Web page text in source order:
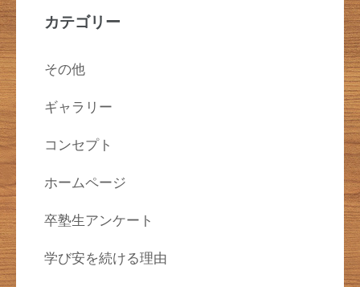
カテゴリー
その他
ギャラリー
コンセプト
ホームページ
卒塾生アンケート
学び安を続ける理由